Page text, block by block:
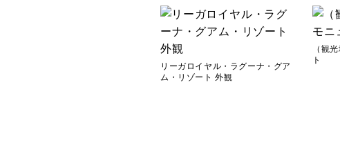
リーガロイヤル・ラグーナ・グア
ム・リゾート 外観
（観
ト